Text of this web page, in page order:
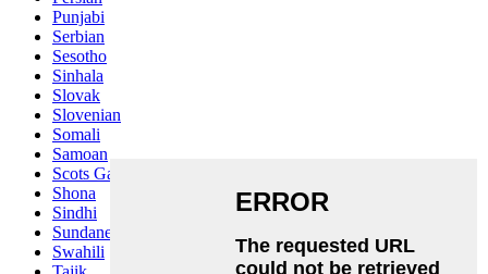
Punjabi
Serbian
Sesotho
Sinhala
Slovak
Slovenian
Somali
Samoan
Scots Gaelic
Shona
Sindhi
Sundanese
Swahili